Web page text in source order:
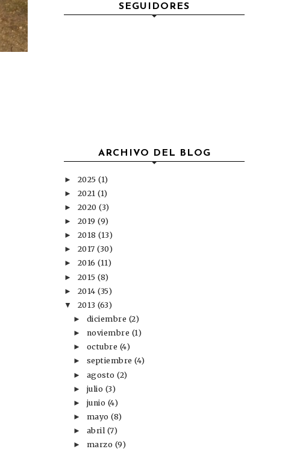
SEGUIDORES
ARCHIVO DEL BLOG
► 2025 (1)
► 2021 (1)
► 2020 (3)
► 2019 (9)
► 2018 (13)
► 2017 (30)
► 2016 (11)
► 2015 (8)
► 2014 (35)
▼ 2013 (63)
► diciembre (2)
► noviembre (1)
► octubre (4)
► septiembre(4)
► agosto(2)
► julio (3)
► junio (4)
► mayo(8)
► abril (7)
► marzo (9)